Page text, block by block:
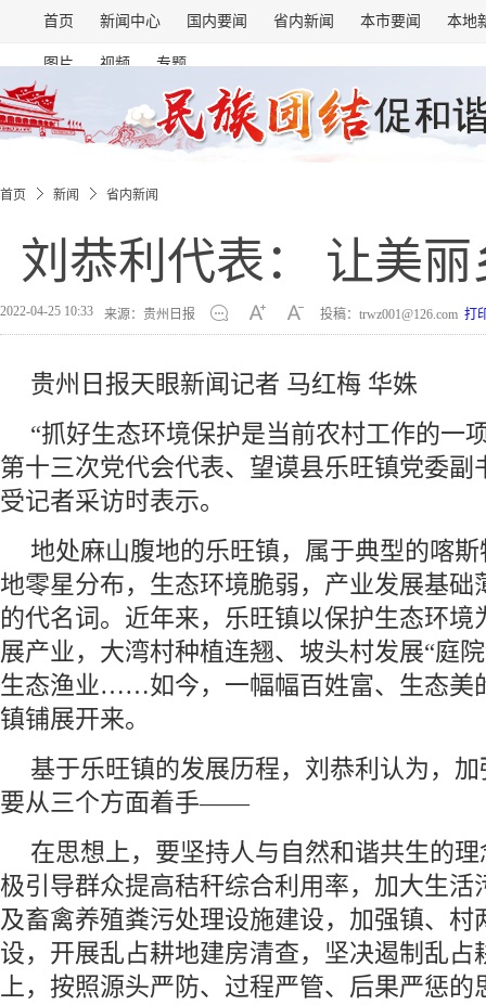
首页 新闻中心 国内要闻 省内新闻 本市要闻 本地
图片 视频 专题
首页 新闻 省内新闻
刘恭利代表： 让美
2022-04-25 10:33 来源：贵州日报 投稿：trwz001@126.com 打
贵州日报天眼新闻记者 马红梅 华姝
“抓好生态环境保护是当前农村工作的一
第十三次党代会代表、望谟县乐旺镇党委副
受记者采访时表示。
地处麻山腹地的乐旺镇，属于典型的喀
地零星分布，生态环境脆弱，产业发展基础
的代名词。近年来，乐旺镇以保护生态环境
展产业，大湾村种植连翘、坡头村发展“庭
生态渔业……如今，一幅幅百姓富、生态美
镇铺展开来。
基于乐旺镇的发展历程，刘恭利认为，
要从三个方面着手——
在思想上，要坚持人与自然和谐共生的
极引导群众提高秸秆综合利用率，加大生活
及畜禽养殖粪污处理设施建设，加强镇、村
设，开展乱占耕地建房清查，坚决遏制乱占
上，按照源头严防、过程严管、后果严惩